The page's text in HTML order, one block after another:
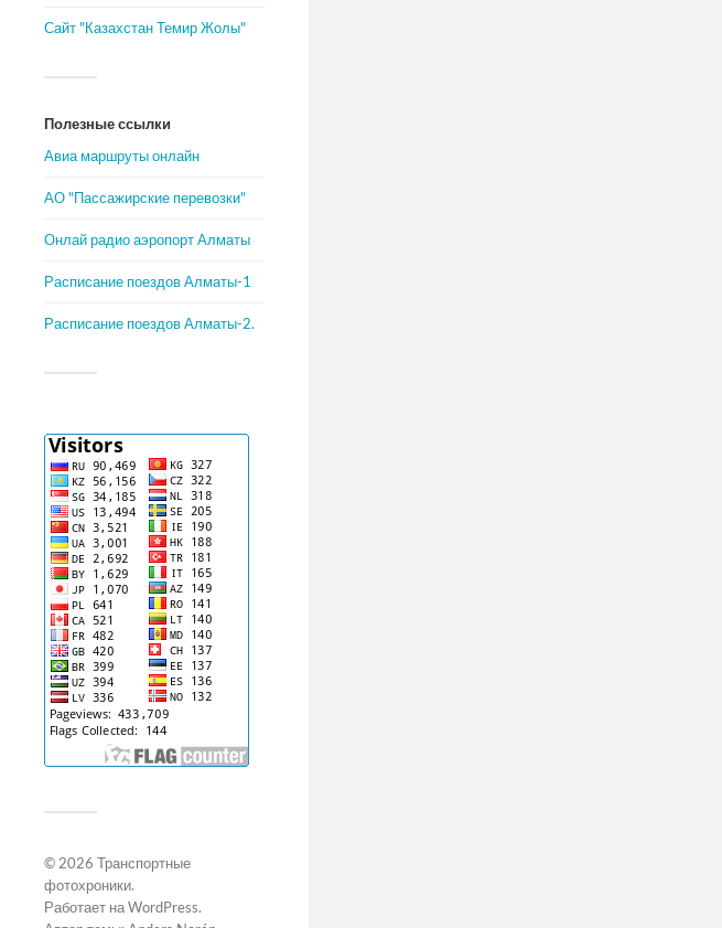
Сайт "Казахстан Темир Жолы"
Полезные ссылки
Авиа маршруты онлайн
АО "Пассажирские перевозки"
Онлай радио аэропорт Алматы
Расписание поездов Алматы-1
Расписание поездов Алматы-2.
© 2026 Транспортные
фотохроники.
Работает наWordPress.